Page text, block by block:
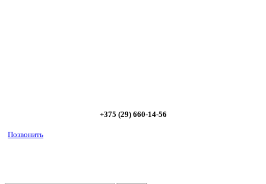
+375 (29) 660-14-56
Позвонить